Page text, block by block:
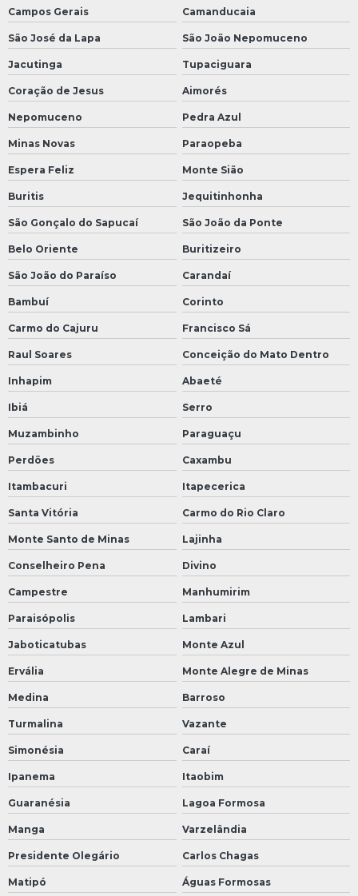
Campos Gerais Camanducaia
São José da Lapa São João Nepomuceno
Jacutinga Tupaciguara
Coração de Jesus Aimorés
Nepomuceno Pedra Azul
Minas Novas Paraopeba
Espera Feliz Monte Sião
Buritis Jequitinhonha
São Gonçalo do Sapucaí São João da Ponte
Belo Oriente Buritizeiro
São João do Paraíso Carandaí
Bambuí Corinto
Carmo do Cajuru Francisco Sá
Raul Soares Conceição do Mato Dentro
Inhapim Abaeté
Ibiá Serro
Muzambinho Paraguaçu
Perdões Caxambu
Itambacuri Itapecerica
Santa Vitória Carmo do Rio Claro
Monte Santo de Minas Lajinha
Conselheiro Pena Divino
Campestre Manhumirim
Paraisópolis Lambari
Jaboticatubas Monte Azul
Ervália Monte Alegre de Minas
Medina Barroso
Turmalina Vazante
Simonésia Caraí
Ipanema Itaobim
Guaranésia Lagoa Formosa
Manga Varzelândia
Presidente Olegário Carlos Chagas
Matipó Águas Formosas